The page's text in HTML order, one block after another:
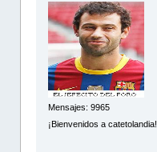
Mensajes: 9965
¡Bienvenidos a catetolandia!